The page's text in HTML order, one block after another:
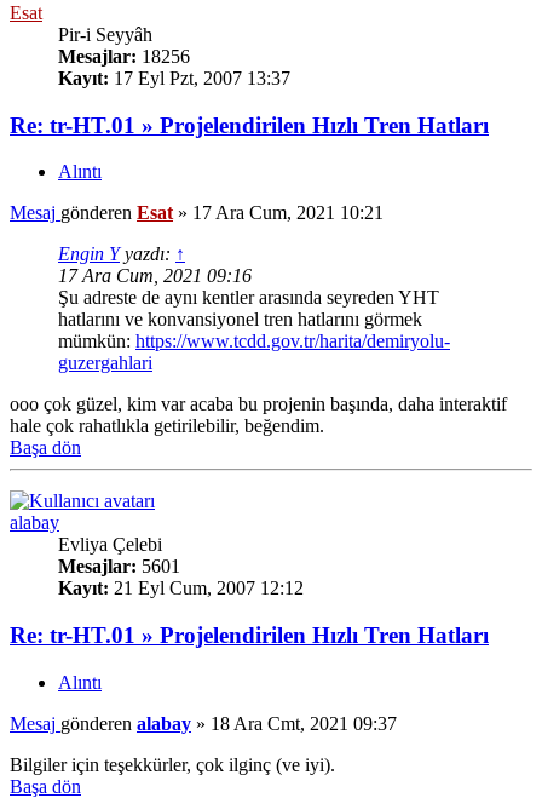
Esat
Pir-i Seyyâh
Mesajlar: 18256
Kayıt: 17 Eyl Pzt, 2007 13:37
Re: tr-HT.01 » Projelendirilen Hızlı Tren Hatları
Alıntı
Mesaj gönderen Esat » 17 Ara Cum, 2021 10:21
Engin Yyazdı: ↑
17 Ara Cum, 2021 09:16
Şu adreste de aynı kentler arasında seyreden YHT
hatlarını ve konvansiyonel tren hatlarını görmek
mümkün: https://www.tcdd.gov.tr/harita/demiryolu-
guzergahlari
ooo çok güzel, kim var acaba bu projenin başında, daha interaktif
hale çok rahatlıkla getirilebilir, beğendim.
Başa dön
alabay
Evliya Çelebi
Mesajlar: 5601
Kayıt: 21 Eyl Cum, 2007 12:12
Re: tr-HT.01 » Projelendirilen Hızlı Tren Hatları
Alıntı
Mesaj gönderen alabay » 18 Ara Cmt, 2021 09:37
Bilgiler için teşekkürler, çok ilginç (ve iyi).
Başa dön